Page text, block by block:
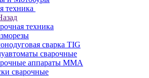
техника
техника
сварка TIG
сварочные
аппараты ММА
сварочные